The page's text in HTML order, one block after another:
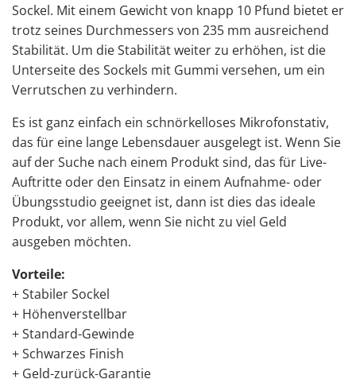
Sockel. Mit einem Gewicht von knapp 10 Pfund bietet er
trotz seines Durchmessers von 235 mm ausreichend
Stabilität. Um die Stabilität weiter zu erhöhen, ist die
Unterseite des Sockels mit Gummi versehen, um ein
Verrutschen zu verhindern.
Es ist ganz einfach ein schnörkelloses Mikrofonstativ,
das für eine lange Lebensdauer ausgelegt ist. Wenn Sie
auf der Suche nach einem Produkt sind, das für Live-
Auftritte oder den Einsatz in einem Aufnahme- oder
Übungsstudio geeignet ist, dann ist dies das ideale
Produkt, vor allem, wenn Sie nicht zu viel Geld
ausgeben möchten.
Vorteile:
+ Stabiler Sockel
+ Höhenverstellbar
+ Standard-Gewinde
+ Schwarzes Finish
+ Geld-zurück-Garantie